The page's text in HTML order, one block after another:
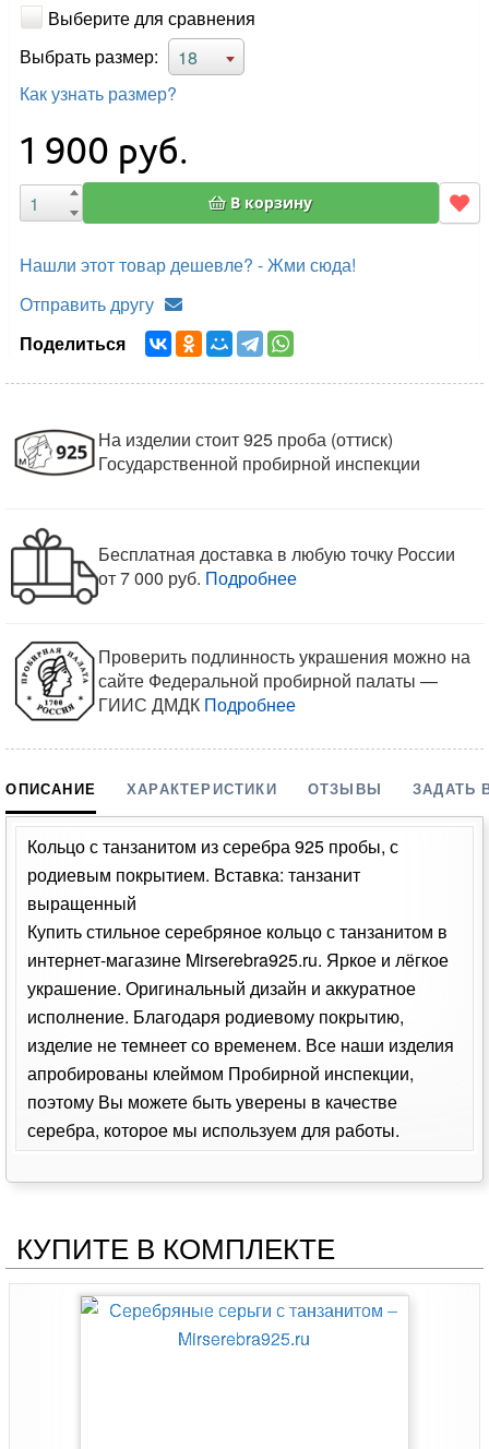
Выберите для сравнения
Выбрать размер:
18
Как узнать размер?
1 900 руб.
В корзину
Нашли этот товар дешевле? - Жми сюда!
Отправить другу
Поделиться
На изделии стоит 925 проба (оттиск)
Государственной пробирной инспекции
Бесплатная доставка в любую точку России
от 7 000 руб. Подробнее
Проверить подлинность украшения можно на
сайте Федеральной пробирной палаты —
ГИИС ДМДК Подробнее
ОПИСАНИЕ ХАРАКТЕРИСТИКИ ОТЗЫВЫ ЗАДАТЬ
Кольцо с танзанитом из серебра 925 пробы, с
родиевым покрытием. Вставка: танзанит
выращенный
Купить стильное серебряное кольцо с танзанитом в
интернет-магазине Mirserebra925.ru. Яркое и лёгкое
украшение. Оригинальный дизайн и аккуратное
исполнение. Благодаря родиевому покрытию,
изделие не темнеет со временем. Все наши изделия
апробированы клеймом Пробирной инспекции,
поэтому Вы можете быть уверены в качестве
серебра, которое мы используем для работы.
КУПИТЕ В КОМПЛЕКТЕ